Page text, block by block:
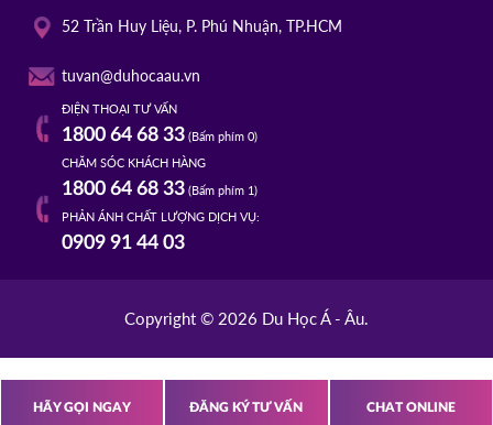
52 Trần Huy Liệu, P. Phú Nhuận, TP.HCM
tuvan@duhocaau.vn
ĐIỆN THOẠI TƯ VẤN
1800 64 68 33(Bấm phím 0)
CHĂM SÓC KHÁCH HÀNG
1800 64 68 33(Bấm phím 1)
PHẢN ÁNH CHẤT LƯỢNG DỊCH VỤ:
0909 91 44 03
Copyright © 2026 Du Học Á - Âu.
HÃY GỌI NGAY ĐĂNG KÝ TƯ VẤN CHAT ONLINE